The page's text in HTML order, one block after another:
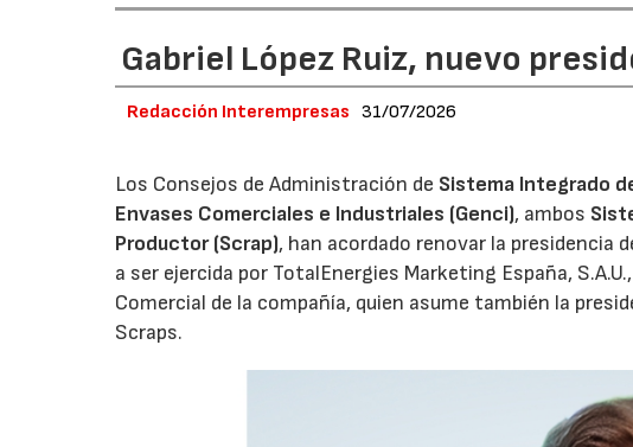
Gabriel López Ruiz, nuevo
Redacción Interempresas 31/07/2026
Los Consejos de Administración de Sistema Integrado
Envases Comerciales e Industriales (Genci), ambos
Productor (Scrap), han acordado renovar la presidencia
a ser ejercida por TotalEnergies Marketing España,
Comercial de la compañía, quien asume también la
Scraps.